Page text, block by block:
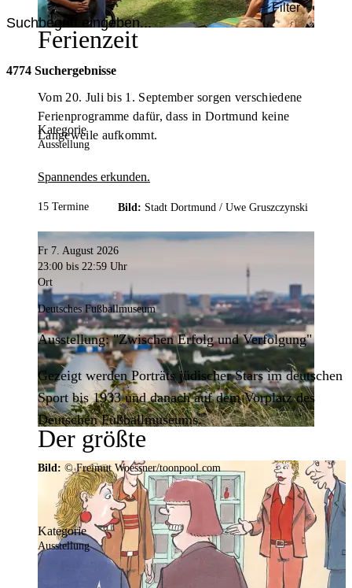
Ferienzeit
Vom 20. Juli bis 1. September sorgen verschiedene
Ferienprogramme dafür, dass in Dortmund keine
Langeweile aufkommt.
Spannendes erkunden.
Bild: Stadt Dortmund / Uwe Gruszczynski
Der größte
Veranstaltungskalender der
Region
Mit weit über 4.000 Terminen ist der
Veranstaltungskalender der Stadt Dortmund der
Filter
4774 Suchergebnisse
Kategorie
Ausstellung
15 Termine
Fr 7. August 2026
23:00 bis 22:59 Uhr
Ort
Deutsches Fußballmuseum
Ausstellung: "Zwischen Erfolg und Verfolgung"
Gezeigt werden Porträts jüdischer Stars im deutschen
Sport bis 1933 und danach auf dem Vorplatz des
Deutschen Fußballmuseums.
Bild: © Freimut Woessner/toonpool.com
Kategorie
Ausstellung